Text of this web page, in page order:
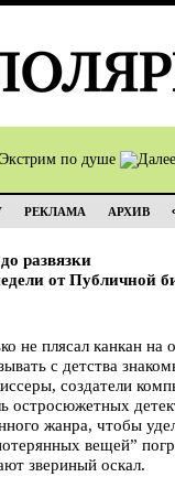
Экстрим по душе
РЕКЛАМА АРХИВ
развязки
от Публичной
не плясал канкан
с детства
создатели
остросюжетных
жанра, чтобы
вещей”
звериный оскал.